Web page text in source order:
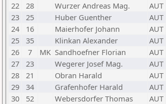
22
28 Wurzer Andreas Mag. AUT
23
25 Huber Guenther AUT
24
16 Maierhofer Johann AUT
25
35 Klinkan Alexander AUT
26
7 MK Sandhoefner Florian AUT
27
23 Wegerer Josef Mag. AUT
28
21 Obran Harald AUT
29
34 Grafenhofer Harald AUT
30
52 Webersdorfer Thomas AUT